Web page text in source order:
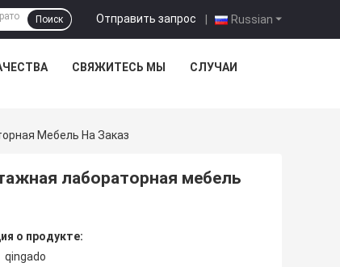
Russian
Отправить запрос |
Поиск
СВЯЖИТЕСЬ МЫ СЛУЧАИ
Мебель На Заказ
лабораторная мебель
о продукте:
qingado